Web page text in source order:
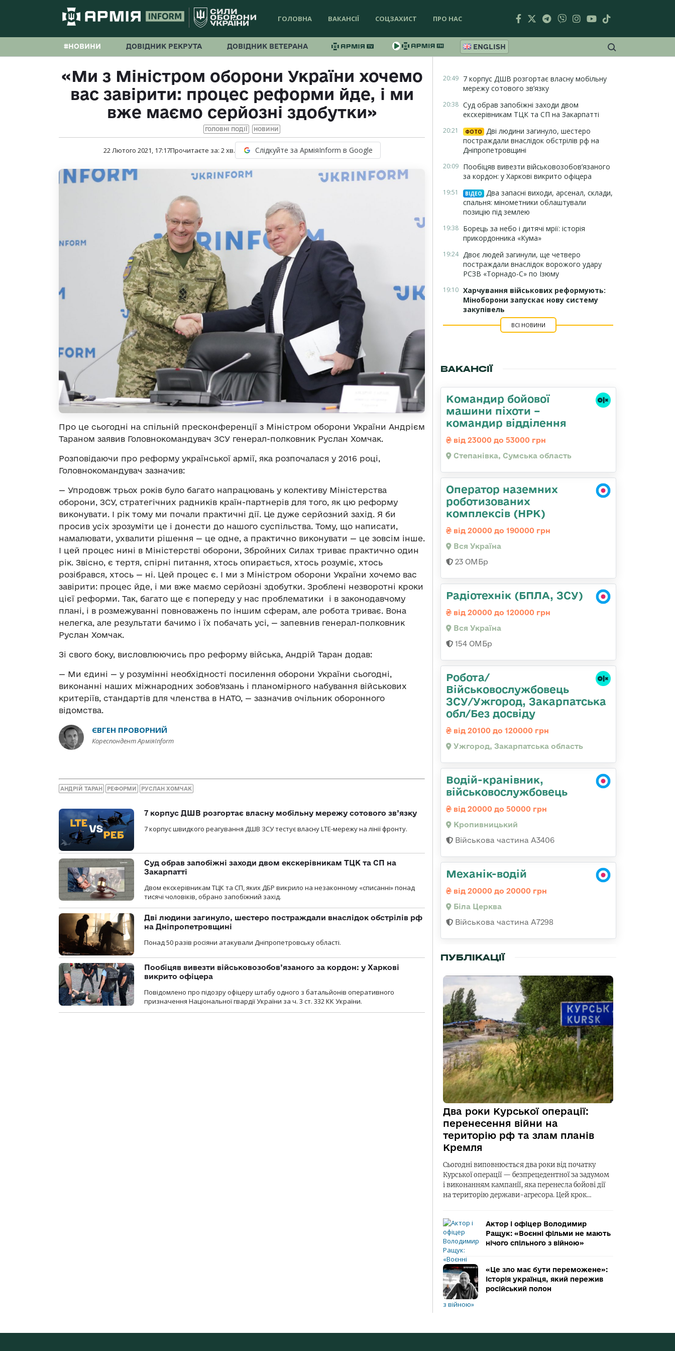
ГОЛОВНА ВАКАНСІЇ СОЦЗАХИСТ ПРО НАС
#НОВИНИ ДОВІДНИК РЕКРУТА ДОВІДНИК ВЕТЕРАНА ENGLISH
«Ми з Міністром оборони України хочемо
вас завірити: процес реформи йде, і ми
вже маємо серйозні здобутки»
ГОЛОВНІ ПОДІЇ НОВИНИ
22 Лютого 2021, 17:17Прочитаєте за: 2хв. Слідкуйте за АрміяInform в Google
Про це сьогодні на спільній пресконференції з Міністром оборони України Андрієм
Тараном заявив Головнокомандувач ЗСУ генерал-полковник Руслан Хомчак.
Розповідаючи про реформу української армії, яка розпочалася у 2016 році,
Головнокомандувач зазначив:
— Упродовж трьох років було багато напрацювань у колективу Міністерства
оборони, ЗСУ, стратегічних радників країн-партнерів для того, як цю реформу
виконувати. І рік тому ми почали практичні дії. Це дуже серйозний захід. Я би
просив усіх зрозуміти це і донести до нашого суспільства. Тому, що написати,
намалювати, ухвалити рішення — це одне, а практично виконувати — це зовсім інше.
І цей процес нині в Міністерстві оборони, Збройних Силах триває практично один
рік. Звісно, є тертя, спірні питання, хтось опирається, хтось розуміє, хтось
розібрався, хтось — ні. Цей процес є. І ми з Міністром оборони України хочемо вас
завірити: процес йде, і ми вже маємо серйозні здобутки. Зроблені незворотні кроки
цієї реформи. Так, багато ще є попереду у нас проблематики і в законодавчому
плані, і в розмежуванні повноважень по іншим сферам, але робота триває. Вона
нелегка, але результати бачимо і їх побачать усі, — запевнив генерал-полковник
Руслан Хомчак.
Зі свого боку, висловлюючись про реформу війська, Андрій Таран додав:
— Ми єдині — у розумінні необхідності посилення оборони України сьогодні,
виконанні наших міжнародних зобов’язань і планомірного набування військових
критеріїв, стандартів для членства в НАТО, — зазначив очільник оборонного
відомства.
ЄВГЕН ПРОВОРНИЙ
Кореспондент АрміяInform
АНДРІЙ ТАРАН РЕФОРМИ РУСЛАН ХОМЧАК
7 корпус ДШВ розгортає власну мобільну мережу сотового зв’язку
7 корпус швидкого реагування ДШВ ЗСУ тестує власну LTE-мережу на лінії фронту.
Суд обрав запобіжні заходи двом екскерівникам ТЦК та СП на
Закарпатті
Двом екскерівникам ТЦК та СП, яких ДБР викрило на незаконному «списанні» понад
тисячі чоловіків, обрано запобіжний захід.
Дві людини загинуло, шестеро постраждали внаслідок обстрілів рф
на Дніпропетровщині
Понад 50 разів росіяни атакували Дніпропетровську області.
Пообіцяв вивезти військовозобов’язаного за кордон: у Харкові
викрито офіцера
Повідомлено про підозру офіцеру штабу одного з батальйонів оперативного
призначення Національної гвардії України за ч. 3 ст. 332 КК України.
20:49 7 корпус ДШВ розгортає власну мобільну
мережу сотового зв’язку
20:38 Суд обрав запобіжні заходи двом
екскерівникам ТЦК та СП на Закарпатті
20:21 ФОТО
Дві людини загинуло, шестеро
постраждали внаслідок обстрілів рф на
Дніпропетровщині
20:09 Пообіцяв вивезти військовозобов’язаного
за кордон: у Харкові викрито офіцера
19:51 ВІДЕО
Два запасні виходи, арсенал, склади,
спальня: мінометники облаштували
позицію під землею
19:38 Борець за небо і дитячі мрії: історія
прикордонника «Кума»
19:24 Двоє людей загинули, ще четверо
постраждали внаслідок ворожого удару
РСЗВ «Торнадо-С» по Ізюму
19:10 Харчування військових реформують:
Міноборони запускає нову систему
закупівель
ВСІ НОВИНИ
ВАКАНСІЇ
Командир бойової
машини піхоти –
командир відділення
від 23000 до 53000 грн
Степанівка, Сумська область
Оператор наземних
роботизованих
комплексів (НРК)
від 20000 до 190000 грн
Вся Україна
23 ОМБр
Радіотехнік (БПЛА, ЗСУ)
від 20000 до 120000 грн
Вся Україна
154 ОМБр
Робота/
Військовослужбовець
ЗСУ/Ужгород, Закарпатська
обл/Без досвіду
від 20100 до 120000 грн
Ужгород, Закарпатська область
Водій-кранівник,
військовослужбовець
від 20000 до 50000 грн
Кропивницький
Військова частина А3406
Механік-водій
від 20000 до 20000 грн
Біла Церква
Військова частина А7298
ПУБЛІКАЦІЇ
Два роки Курської операції:
перенесення війни на
територію рф та злам планів
Кремля
Сьогодні виповнюється два роки від початку
Курської операції — безпрецедентної за задумом
і виконанням кампанії, яка перенесла бойові дії
на територію держави-агресора. Цей крок…
Актор і офіцер Володимир
Ращук: «Воєнні фільми не мають
нічого спільного з війною»
«Це зло має бути переможене»:
історія українця, який пережив
російський полон